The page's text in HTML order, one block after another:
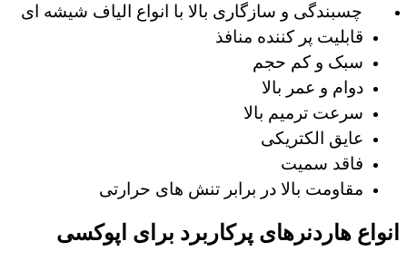
چسبندگی و سازگاری بالا با انواع الیاف شیشه ای
قابلیت پر کننده منافذ
سبک و کم حجم
دوام و عمر بالا
سرعت ترمیم بالا
عایق الکتریکی
فاقد سمیت
مقاومت بالا در برابر تنش های حرارتی
انواع هاردنر­های پرکاربرد برای اپوکسی